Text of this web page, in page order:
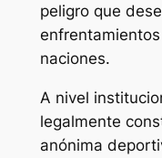
peligro que
naciones.
A nivel
legalmente
anónima